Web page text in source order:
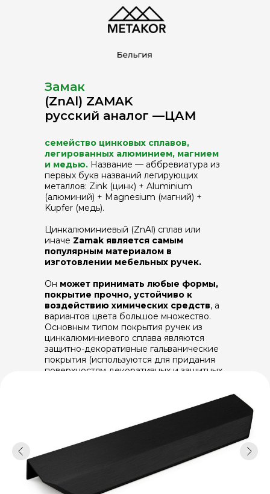
семейство цинковых сплавов,
легированных алюминием, магнием
и медью. Название — аббревиатура из
первых букв названий легирующих
металлов: Zink (цинк) + Aluminium
(алюминий) + Magnesium (магний) +
Kupfer (медь).
Цинкалюминиевый (ZnAl) сплав или
иначе Zamak является самым
популярным материалом в
изготовлении мебельных ручек.
Он может принимать любые формы,
покрытие прочно, устойчиво к
воздействию химических средств, а
вариантов цвета большое множество.
Основным типом покрытия ручек из
цинкалюминиевого сплава являются
защитно-декоративные гальванические
покрытия (используются для придания
поверхностям декоративных и защитных
Нанесение гальванических покрытий –
один из наиболее распространенных
способов защиты металлов от коррозии.
Качество гальванического покрытия
очень сильно влияет на качество готовых
изделий, их долговечность и
эксплуатационные характеристики.
Получают гальванические покрытия
путем выделения металла из раствора
Замак
(ZnAl) ZAMAK
русский аналог —ЦАМ